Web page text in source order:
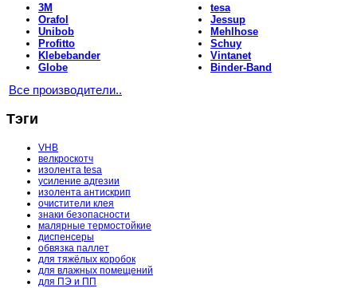
3M
Orafol
Unibob
Profitto
Klebebander
Globe
tesa
Jessup
Mehlhose
Schuy
Vintanet
Binder-Band
Все производители..
Тэги
VHB
велкроскотч
изолента tesa
усиление адгезии
изолента антискрип
очистители клея
знаки безопасности
малярные термостойкие
диспенсеры
обвязка паллет
для тяжёлых коробок
для влажных помещений
для ПЭ и ПП